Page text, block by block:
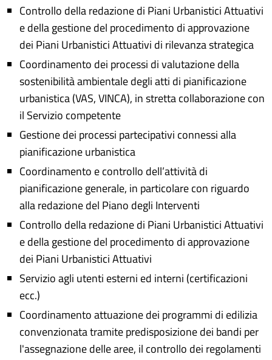
Controllo della redazione di Piani Urbanistici Attuativi
e della gestione del procedimento di approvazione
dei Piani Urbanistici Attuativi di rilevanza strategica
Coordinamento dei processi di valutazione della
sostenibilità ambientale degli atti di pianificazione
urbanistica (VAS, VINCA), in stretta collaborazione con
il Servizio competente
Gestione dei processi partecipativi connessi alla
pianificazione urbanistica
Coordinamento e controllo dell’attività di
pianificazione generale, in particolare con riguardo
alla redazione del Piano degli Interventi
Controllo della redazione di Piani Urbanistici Attuativi
e della gestione del procedimento di approvazione
dei Piani Urbanistici Attuativi
Servizio agli utenti esterni ed interni (certificazioni
ecc.)
Coordinamento attuazione dei programmi di edilizia
convenzionata tramite predisposizione dei bandi per
l'assegnazione delle aree, il controllo dei regolamenti